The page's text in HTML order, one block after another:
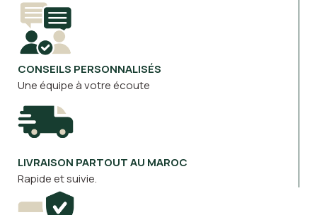
CONSEILS PERSONNALISÉS
Une équipe à votre écoute
LIVRAISON PARTOUT AU MAROC
Rapide et suivie.